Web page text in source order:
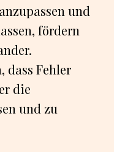
und
fördern
dass Fehler
die
und zu